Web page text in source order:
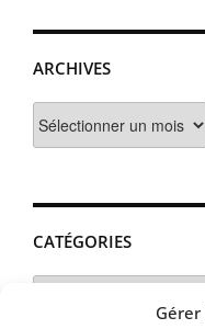
ARCHIVES
CATÉGORIES
Catégories